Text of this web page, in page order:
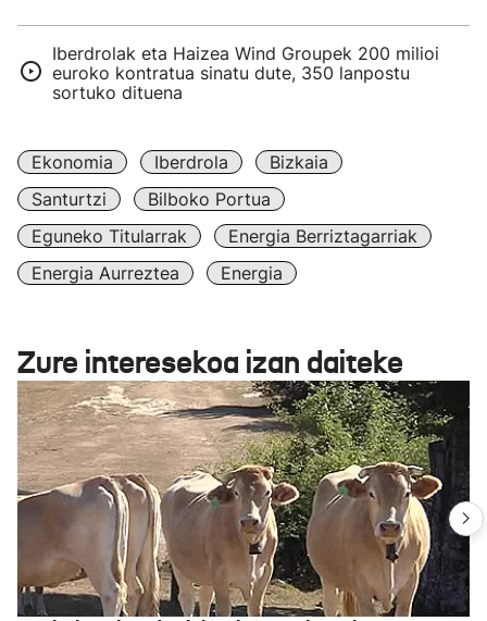
Iberdrolak eta Haizea Wind Groupek 200 milioi
euroko kontratua sinatu dute, 350 lanpostu
sortuko dituena
Ekonomia Iberdrola
Bizkaia
Santurtzi
Bilboko Portua
Eguneko Titularrak
Energia Berriztagarriak
Energia Aurreztea
Energia
Zure interesekoa izan daiteke